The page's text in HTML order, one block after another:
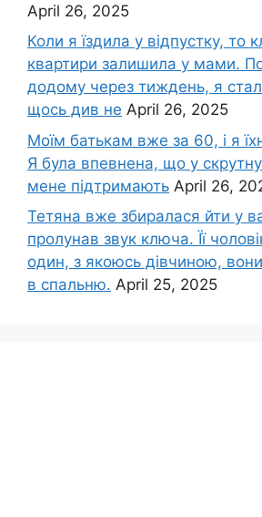
April 26, 2025
Коли я їздила у відпустку, то
квартири залишила у мами.
додому через тиждень, я
щось див не April 26, 2025
Моїм батькам вже за 60, і я
Я була впевнена, що у
мене підтримають April 26,
Тетяна вже збиралася йти у
пролунав звук ключа. Її
один, з якоюсь дівчиною,
в спальню. April 25, 2025